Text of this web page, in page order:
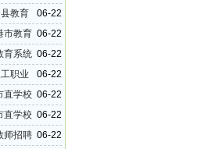
06-22
教育
间的通知06-22
市教育
06-22
育系统
06-22
职业
二批） 06-22
直学校
06-22
直学校
06-22
师招聘